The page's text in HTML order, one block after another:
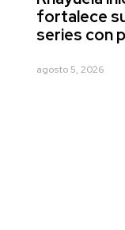
fortalece
series con
agosto 5, 2026